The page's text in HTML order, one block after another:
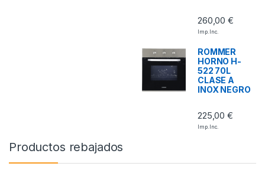
260,00€
Imp. Inc.
ROMMER
HORNO H-
522 70L
CLASE A
INOX NEGRO
225,00€
Imp. Inc.
Productos rebajados